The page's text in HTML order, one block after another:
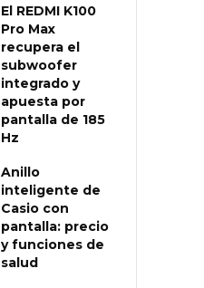
El REDMI K100
Pro Max
recupera el
subwoofer
integrado y
apuesta por
pantalla de 185
Hz
Anillo
inteligente de
Casio con
pantalla: precio
y funciones de
salud